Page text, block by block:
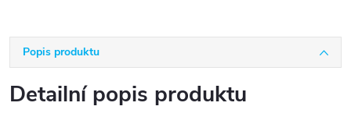
Popis produktu
Detailní popis produktu